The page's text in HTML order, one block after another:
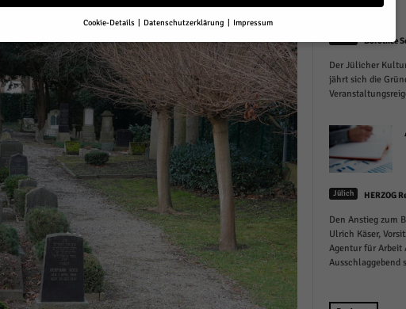
Dorothée
Der Jülicher
jährt sich die
Jülich HERZOG
Den Anstieg zum
Ulrich Käser,
Agentur für Arbeit
Ausschlaggebend
Cookie-Details Datenschutzerklärung Impressum
Datenschutzeinstellungen
Sie unter 16 Jahre alt sind und Ihre Zustimmung zu freiwilligen Diensten geben
müssen Sie Ihre Erziehungsberechtigten um Erlaubnis bitten.
Cookies und andere Technologien auf unserer Website. Einige von ihnen
während andere uns helfen, diese Website und Ihre Erfahrung zu
Personenbezogene Daten können verarbeitet werden (z. B. IP-Adressen), z.
Anzeigen und Inhalte oder Anzeigen- und Inhaltsmessung.
Informationen über die Verwendung Ihrer Daten finden Sie in unserer
.
Sie eine Übersicht über alle verwendeten Cookies. Sie können Ihre
zu ganzen Kategorien geben oder sich weitere Informationen anzeigen
und so nur bestimmte Cookies auswählen.
akzeptieren
und weiter